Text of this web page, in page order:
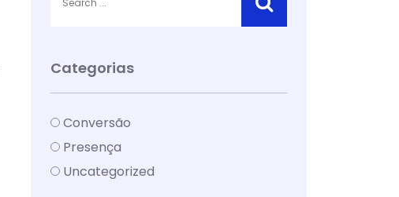
Categorias
Conversão
Presença
Uncategorized